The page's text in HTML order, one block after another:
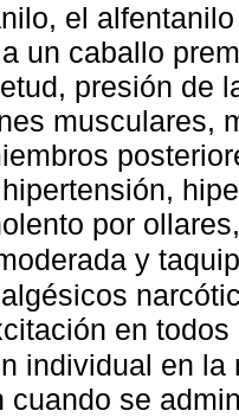
el
un caballo
presión de
musculares,
por
y
en
individual en la
cuando se